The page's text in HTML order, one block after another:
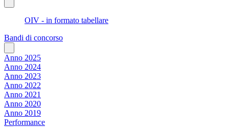
OIV - in formato tabellare
Bandi di concorso
Anno 2025
Anno 2024
Anno 2023
Anno 2022
Anno 2021
Anno 2020
Anno 2019
Performance